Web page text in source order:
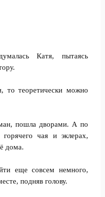
Катя, пытаясь
то теоретически можно
пошла дворами. А по
чая и эклерах,
дома.
еще совсем немного,
подняв голову.